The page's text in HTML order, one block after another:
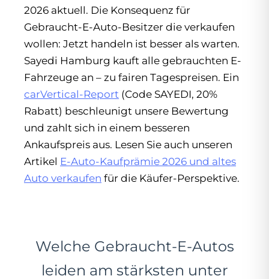
2026 aktuell. Die Konsequenz für
Gebraucht-E-Auto-Besitzer die verkaufen
wollen: Jetzt handeln ist besser als warten.
Sayedi Hamburg kauft alle gebrauchten E-
Fahrzeuge an – zu fairen Tagespreisen. Ein
carVertical-Report (Code SAYEDI, 20%
Rabatt) beschleunigt unsere Bewertung
und zahlt sich in einem besseren
Ankaufspreis aus. Lesen Sie auch unseren
Artikel E-Auto-Kaufprämie 2026 und altes
Auto verkaufen für die Käufer-Perspektive.
Welche Gebraucht-E-Autos
leiden am stärksten unter